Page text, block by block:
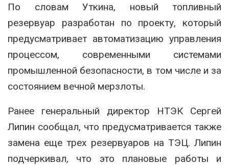
По словам Уткина, новый топливный
резервуар разработан по проекту, который
предусматривает автоматизацию управления
процессом, современными системами
промышленной безопасности, в том числе и за
состоянием вечной мерзлоты.
Ранее генеральный директор НТЭК Сергей
Липин сообщал, что предусматривается также
замена еще трех резервуаров на ТЭЦ. Липин
подчеркивал, что это плановые работы и